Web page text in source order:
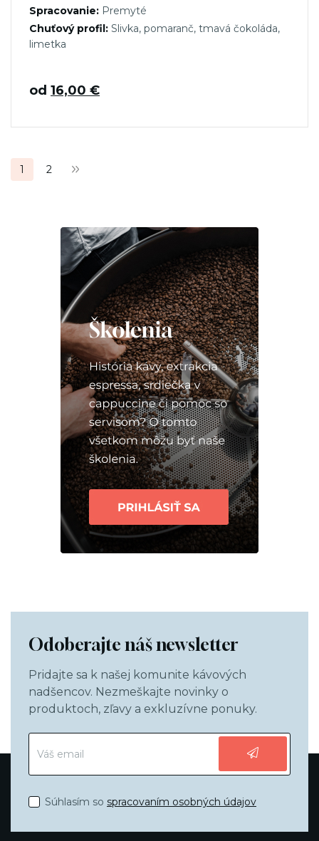
Spracovanie: Premyté
Chuťový profil: Slivka, pomaranč, tmavá čokoláda,
limetka
od 16,00 €
Stránkovanie
1 2
Odoberajte náš newsletter
Pridajte sa k našej komunite kávových
nadšencov. Nezmeškajte novinky o
produktoch, zľavy a exkluzívne ponuky.
Súhlasím so spracovaním osobných údajov